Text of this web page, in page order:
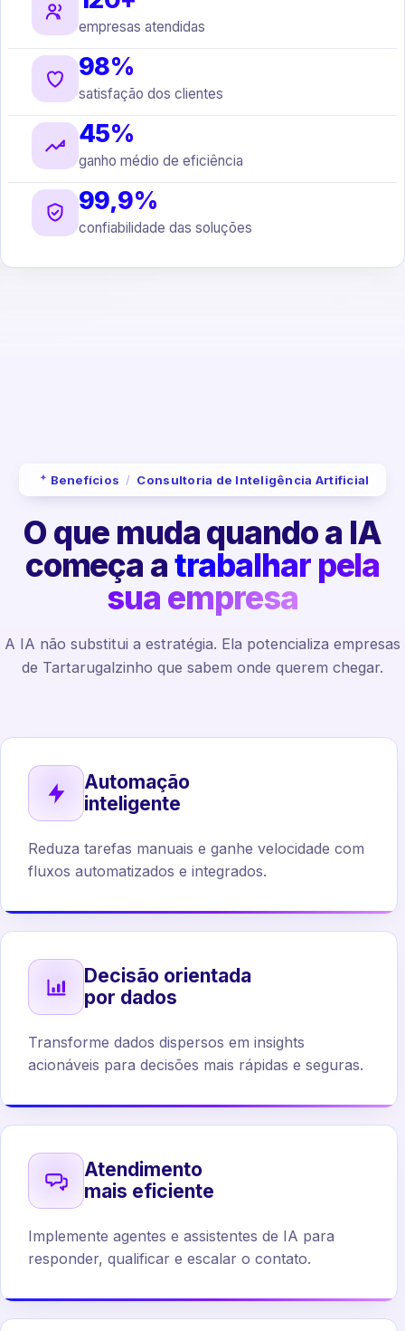
empresas atendidas
98%
satisfação dos clientes
45%
ganho médio de eficiência
99,9%
confiabilidade das soluções
Benefícios / Consultoria de Inteligência Artificial
O que muda quando a IA
começa atrabalhar pela
sua empresa
A IA não substitui a estratégia. Ela potencializa empresas
de Tartarugalzinho que sabem onde querem chegar.
Automação
inteligente
Reduza tarefas manuais e ganhe velocidade com
fluxos automatizados e integrados.
Decisão orientada
por dados
Transforme dados dispersos em insights
acionáveis para decisões mais rápidas e seguras.
Atendimento
mais eficiente
Implemente agentes e assistentes de IA para
responder, qualificar e escalar o contato.